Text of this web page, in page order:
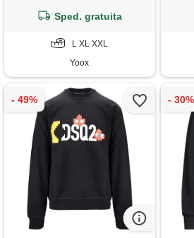
Sped. gratuita
L XL XXL
Yoox